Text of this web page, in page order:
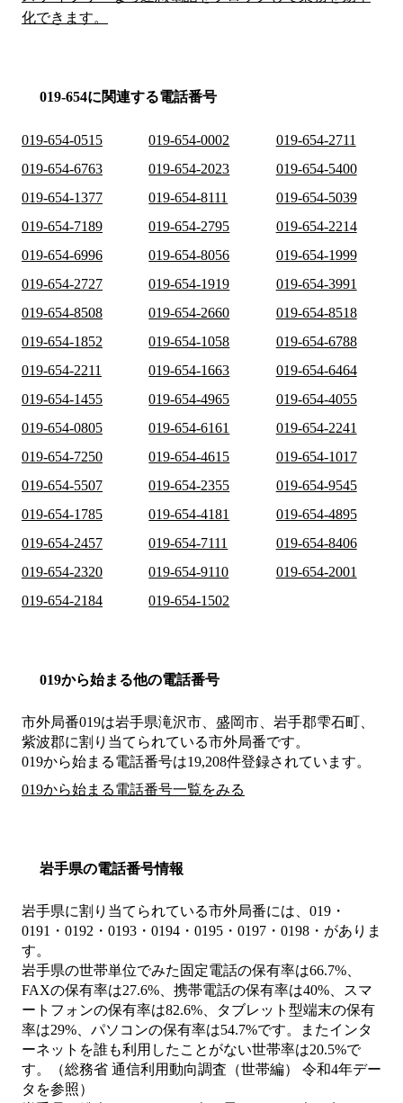
化できます。
019-654に関連する電話番号
019-654-0515 019-654-0002
019-654-2711
019-654-6763
019-654-2023
019-654-5400
019-654-1377
019-654-8111
019-654-5039
019-654-7189
019-654-2795
019-654-2214
019-654-6996
019-654-8056
019-654-1999
019-654-2727
019-654-1919
019-654-3991
019-654-8508
019-654-2660
019-654-8518
019-654-1852
019-654-1058
019-654-6788
019-654-2211
019-654-1663
019-654-6464
019-654-1455
019-654-4965
019-654-4055
019-654-0805
019-654-6161
019-654-2241
019-654-7250
019-654-4615
019-654-1017
019-654-5507
019-654-2355
019-654-9545
019-654-1785
019-654-4181
019-654-4895
019-654-2457
019-654-7111
019-654-8406
019-654-2320
019-654-9110
019-654-2001
019-654-2184
019-654-1502
019から始まる他の電話番号
市外局番019は岩手県滝沢市、盛岡市、岩手郡雫石町、
紫波郡に割り当てられている市外局番です。
019から始まる電話番号は19,208件登録されています。
019から始まる電話番号一覧をみる
岩手県の電話番号情報
岩手県に割り当てられている市外局番には、019・
0191・0192・0193・0194・0195・0197・0198・がありま
す。
岩手県の世帯単位でみた固定電話の保有率は66.7%、
FAXの保有率は27.6%、携帯電話の保有率は40%、スマ
ートフォンの保有率は82.6%、タブレット型端末の保有
率は29%、パソコンの保有率は54.7%です。またインタ
ーネットを誰も利用したことがない世帯率は20.5%で
す。（総務省 通信利用動向調査（世帯編） 令和4年デー
タを参照）